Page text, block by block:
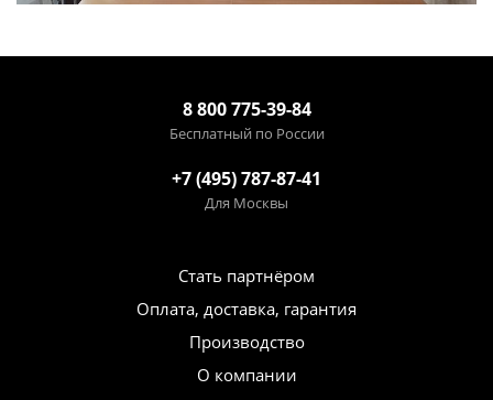
8 800 775-39-84
Бесплатный по России
+7 (495) 787-87-41
Для Москвы
Стать партнёром
Оплата, доставка, гарантия
Производство
О компании